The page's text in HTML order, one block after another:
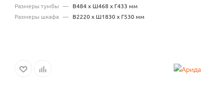
Размеры тумбы — В484 x Ш468 x Г433 мм
Размеры шкафа — В2220 x Ш1830 x Г530 мм